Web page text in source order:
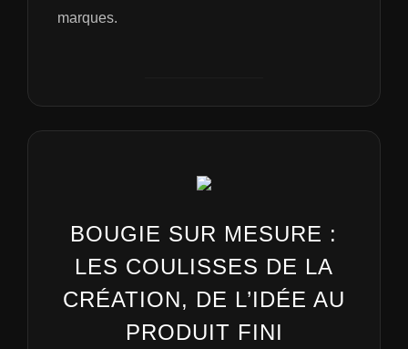
marques.
BOUGIE SUR MESURE :
LES COULISSES DE LA
CRÉATION, DE L’IDÉE AU
PRODUIT FINI